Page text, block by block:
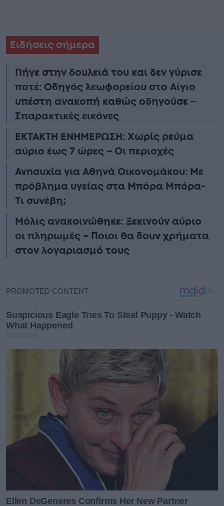
Ειδήσεις σήμερα
Πήγε στην δουλειά του και δεν γύρισε
ποτέ: Οδηγός λεωφορείου στο Αίγιο
υπέστη ανακοπή καθώς οδηγούσε –
Σπαρακτικές εικόνες
ΕΚΤΑΚΤΗ ΕΝΗΜΕΡΩΣΗ: Χωρίς ρεύμα
αύριο έως 7 ώρες – Οι περιοχές
Ανnσυxία για Αθηνά Οικονομάκου: Με
πρόβλημα υγείας στα Μπόρα Μπόρα-
Τι συνέβη;
Μόλις ανακοινώθηκε: Ξεκινούν αύριο
οι πληρωμές – Ποιοι θα δουν χρήματα
στον λογαριασμό τους